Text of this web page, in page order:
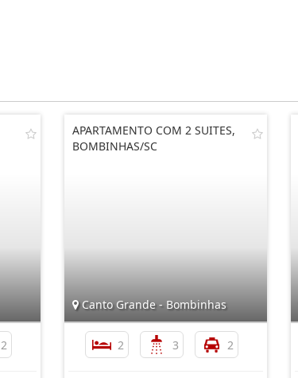
2
APARTAMENTO COM 2 SUITES,
BOMBINHAS/SC
Canto Grande - Bombinhas
2 3 2